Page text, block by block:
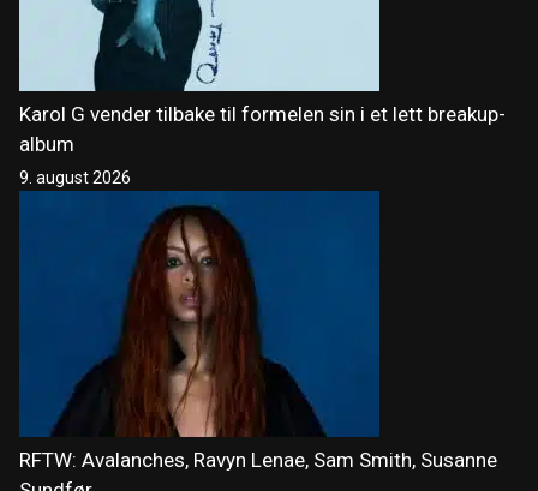
Karol G vender tilbake til formelen sin i et lett breakup-
album
9. august 2026
RFTW: Avalanches, Ravyn Lenae, Sam Smith, Susanne